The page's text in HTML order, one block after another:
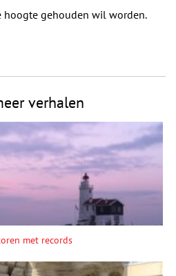
hoogte gehouden wil worden.
verhalen
met records